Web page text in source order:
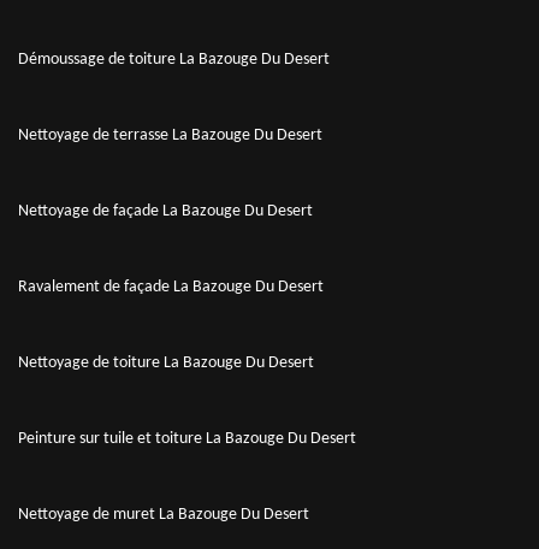
Démoussage de toiture La Bazouge Du Desert
Nettoyage de terrasse La Bazouge Du Desert
Nettoyage de façade La Bazouge Du Desert
Ravalement de façade La Bazouge Du Desert
Nettoyage de toiture La Bazouge Du Desert
Peinture sur tuile et toiture La Bazouge Du Desert
Nettoyage de muret La Bazouge Du Desert